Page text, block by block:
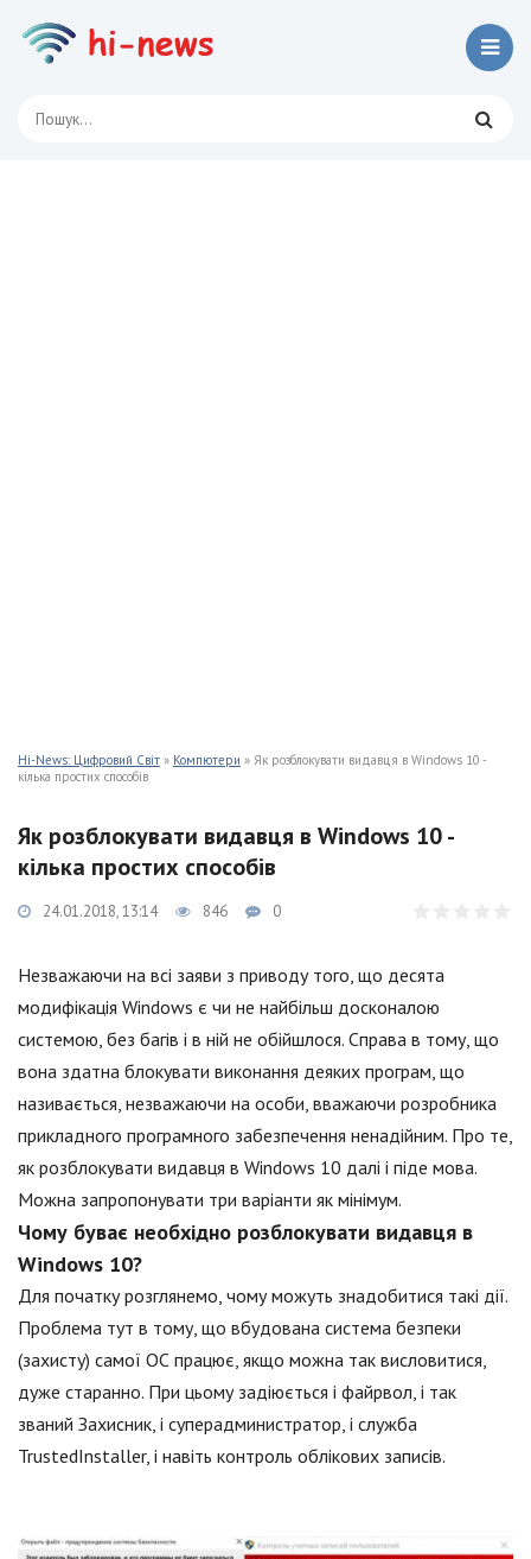
Hi-News: Цифровий Світ » Компютери » Як розблокувати видавця в Windows 10 -
кілька простих способів
Як розблокувати видавця в Windows 10 -
кілька простих способів
24.01.2018, 13:14 846 0
Незважаючи на всі заяви з приводу того, що десята
модифікація Windows є чи не найбільш досконалою
системою, без багів і в ній не обійшлося. Справа в тому, що
вона здатна блокувати виконання деяких програм, що
називається, незважаючи на особи, вважаючи розробника
прикладного програмного забезпечення ненадійним. Про те,
як розблокувати видавця в Windows 10 далі і піде мова.
Можна запропонувати три варіанти як мінімум.
Чому буває необхідно розблокувати видавця в
Windows 10?
Для початку розглянемо, чому можуть знадобитися такі дії.
Проблема тут в тому, що вбудована система безпеки
(захисту) самої ОС працює, якщо можна так висловитися,
дуже старанно. При цьому задіюється і файрвол, і так
званий Захисник, і суперадминистратор, і служба
TrustedInstaller, і навіть контроль облікових записів.